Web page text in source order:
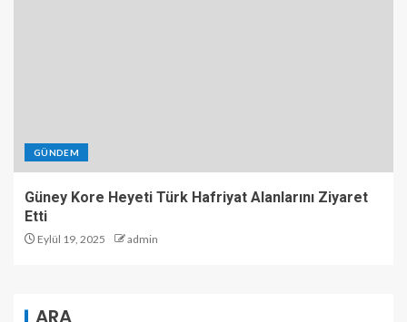
GÜNDEM
Güney Kore Heyeti Türk Hafriyat Alanlarını Ziyaret
Etti
Eylül 19, 2025 admin
ARA